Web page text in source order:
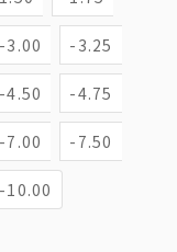
-3.00 -3.25
-4.50 -4.75
-7.00 -7.50
-10.00